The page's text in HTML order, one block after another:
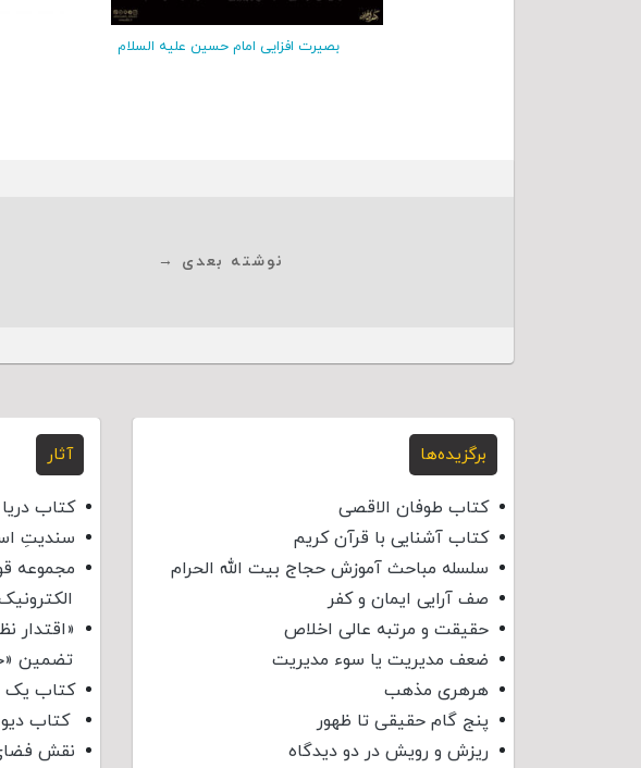
بصیرت افزایی امام حسین علیه السلام
نوشته بعدی →
برگزیده‌ها
کتاب طوفان الاقصی
کتاب آشنایی با قرآن کریم
سلسله مباحث آموزش حجاج بیت الله الحرام
صف آرایی ایمان و کفر
حقیقت و مرتبه عالی اخلاص
ضعف مدیریت یا سوء مدیریت
هرهری مذهب
پنج گام حقیقی تا ظهور
ریزش و رویش در دو دیدگاه
آثار
کتاب
سندیتِ
مجموعه
«اقتدار
تضمین
کتاب یک
کتاب
نقش فضای